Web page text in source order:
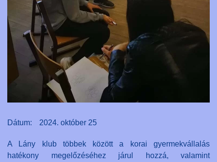
Dátum: 2024. október 25
A Lány klub többek között a korai gyermekvállalás
hatékony megelőzéséhez járul hozzá, valamint